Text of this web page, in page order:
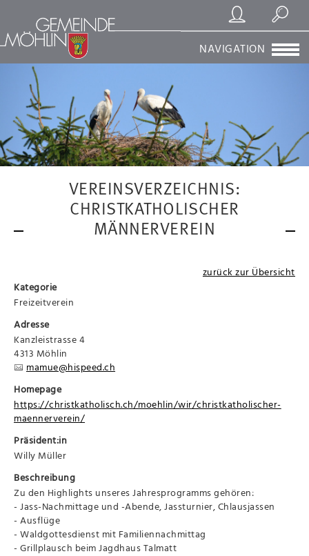
Registrierung/Login
Suchen
NAVIGATION
VEREINSVERZEICHNIS:
CHRISTKATHOLISCHER
MÄNNERVEREIN
zurück zur Übersicht
Kategorie
Freizeitverein
Adresse
Kanzleistrasse 4
4313 Möhlin
mamue@hispeed.ch
Homepage
https://christkatholisch.ch/moehlin/wir/christkatholischer-
maennerverein/
Präsident:in
Willy Müller
Beschreibung
Zu den Highlights unseres Jahresprogramms gehören:
- Jass-Nachmittage und -Abende, Jassturnier, Chlausjassen
- Ausflüge
- Waldgottesdienst mit Familiennachmittag
- Grillplausch beim Jagdhaus Talmatt